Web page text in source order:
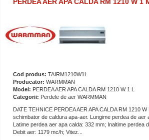
Cod produs: TAIRM1210W1L
Producator: WARMMAN
Model: PERDEA AER APA CALDA RM 1210 W 1 L
Categorii: Perdele de aer WARMMAN
DATE TEHNICE PERDEA AER APA CALDA RM 1210
schimbator de caldura apa-aer. Lungime perdea de aer
Latime perdea aer apa calda: 332 mm; Inaltime perdea
Debit aer: 1179 mc/h; Vitez...